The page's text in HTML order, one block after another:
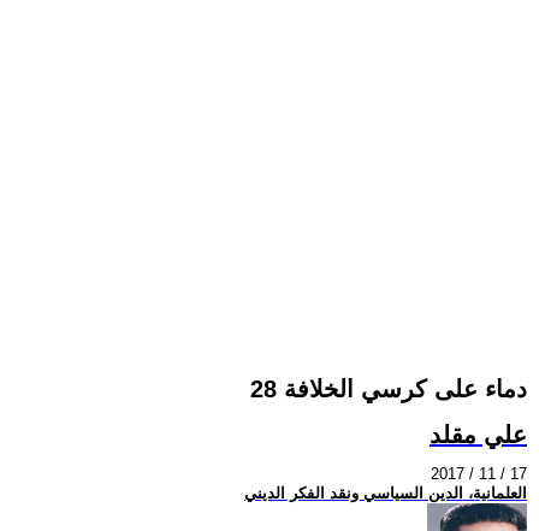
دماء على كرسي الخلافة 28
علي مقلد
2017 / 11 / 17
العلمانية، الدين السياسي ونقد الفكر الديني